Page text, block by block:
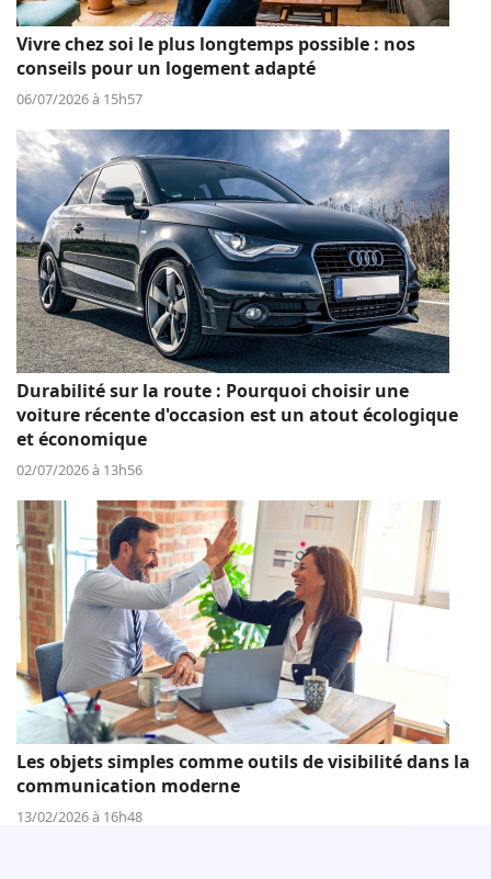
Vivre chez soi le plus longtemps possible : nos
conseils pour un logement adapté
06/07/2026 à 15h57
Durabilité sur la route : Pourquoi choisir une
voiture récente d'occasion est un atout écologique
et économique
02/07/2026 à 13h56
Les objets simples comme outils de visibilité dans la
communication moderne
13/02/2026 à 16h48